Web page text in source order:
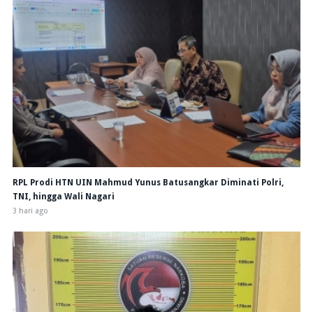
RPL Prodi HTN UIN Mahmud Yunus Batusangkar Diminati Polri,
TNI, hingga Wali Nagari
3 hari ago